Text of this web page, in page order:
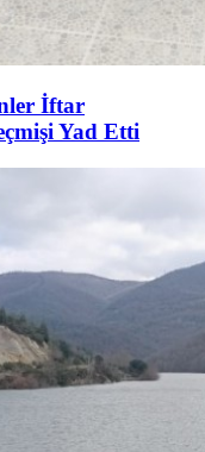
İftar
Yad Etti